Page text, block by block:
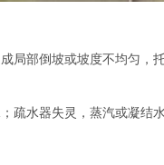
局部倒坡或坡度不均匀，
疏水器失灵，蒸汽或凝结